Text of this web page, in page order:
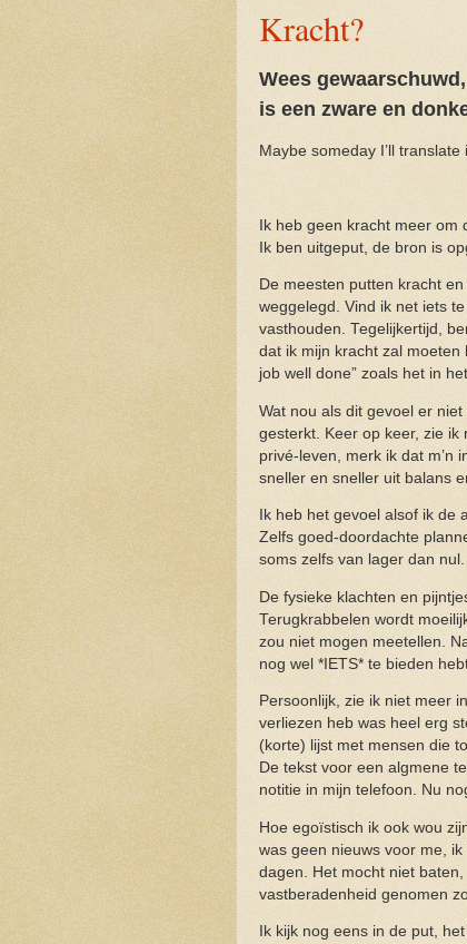
Kracht?
Wees
is een zware en
Maybe someday I’ll
Ik heb geen kracht meer
Ik ben uitgeput, de bron is
De meesten putten kracht
weggelegd. Vind ik net iets
vasthouden. Tegelijkertijd,
dat ik mijn kracht zal moeten
job well done” zoals het in
Wat nou als dit gevoel er
gesterkt. Keer op keer, zie ik
privé-leven, merk ik dat m’n
sneller en sneller uit balans
Ik heb het gevoel alsof ik
Zelfs goed-doordachte
soms zelfs van lager dan nul.
De fysieke klachten en
Terugkrabbelen wordt
zou niet mogen meetellen.
nog wel *IETS* te bieden
Persoonlijk, zie ik niet meer
verliezen heb was heel erg
(korte) lijst met mensen die
De tekst voor een algmene
notitie in mijn telefoon. Nu
Hoe egoïstisch ik ook wou
was geen nieuws voor me,
dagen. Het mocht niet
vastberadenheid genomen
Ik kijk nog eens in de put,